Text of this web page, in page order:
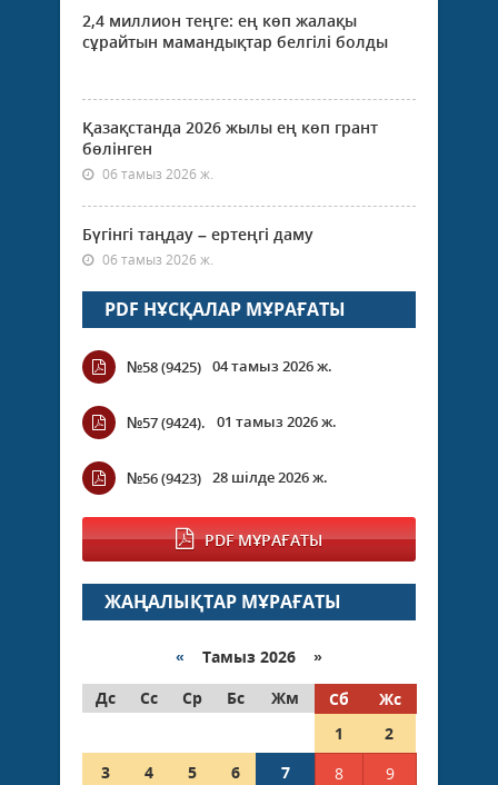
2,4 миллион теңге: ең көп жалақы
сұрайтын мамандықтар белгілі болды
Қазақстанда 2026 жылы ең көп грант
бөлінген
06 тамыз 2026 ж.
Бүгінгі таңдау – ертеңгі даму
06 тамыз 2026 ж.
PDF НҰСҚАЛАР МҰРАҒАТЫ
№58 (9425) 04 тамыз 2026 ж.
№57 (9424). 01 тамыз 2026 ж.
№56 (9423) 28 шілде 2026 ж.
PDF МҰРАҒАТЫ
ЖАҢАЛЫҚТАР МҰРАҒАТЫ
« Тамыз 2026 »
Дс
Сс Ср Бс Жм Сб
Жс
1
2
3
4 5 6 7 8
9